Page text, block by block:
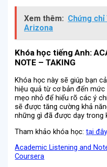
Xem thêm: Chứng chỉ
Arizona
Khóa học tiếng Anh:
NOTE – TAKING
Khóa học này sẽ giúp bạn
hiệu quả từ cơ bản đến
mẹo nhỏ để hiểu rõ các ý
sẽ được tăng cường khả
những gì đã được dạy trong
Tham khảo khóa học:tại đây
Academic Listening and
Coursera